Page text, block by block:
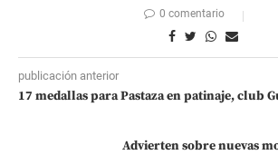
0 comentario
publicación anterior
17 medallas para Pastaza en patinaje, club
Advierten sobre nuevas